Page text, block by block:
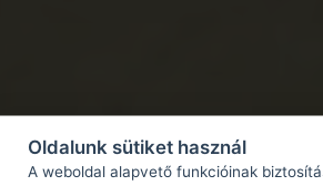
Oldalunk sütiket használ
A weboldal alapvető funkcióinak